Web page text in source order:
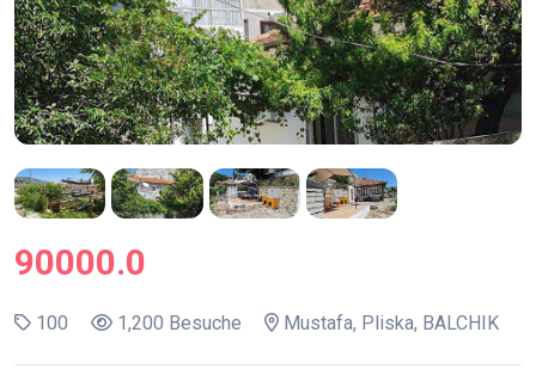
90000.0
100 1,200 Besuche Mustafa, Pliska, BALCHIK